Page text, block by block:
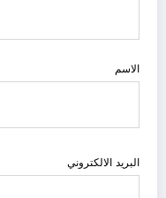
الاسم
البريد الالكتروني